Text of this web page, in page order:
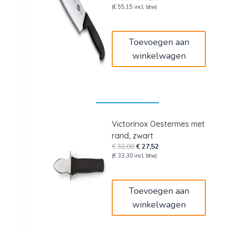
prijs
(€ 55,15 incl. btw)
Toevoegen aan
winkelwagen
Victorinox Oestermes met
rand, zwart
€32,00Oorspronkelijke
prijs
€27,52
(€ 33,30 incl. btw)
Toevoegen aan
winkelwagen